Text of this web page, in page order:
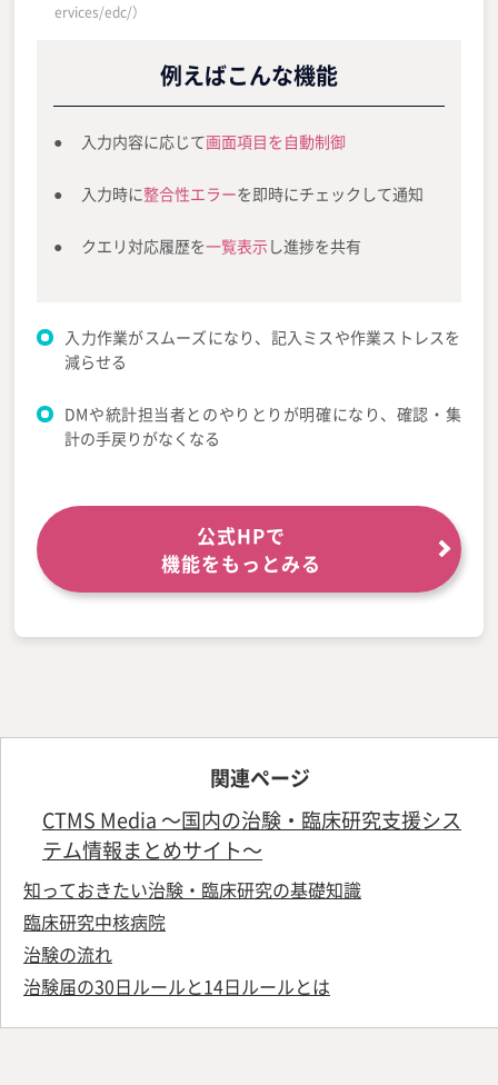
ervices/edc/）
例えばこんな機能
入力内容に応じて画面項目を自動制御
入力時に整合性エラーを即時にチェックして通知
クエリ対応履歴を一覧表示 し進捗を共有
入力作業がスムーズになり、記入ミスや作業ストレスを
減らせる
DMや統計担当者とのやりとりが明確になり、確認・集
計の手戻りがなくなる
公式HPで
機能をもっとみる
関連ページ
CTMS Media ～国内の治験・臨床研究支援シス
テム情報まとめサイト～
知っておきたい治験・臨床研究の基礎知識
臨床研究中核病院
治験の流れ
治験届の30日ルールと14日ルールとは